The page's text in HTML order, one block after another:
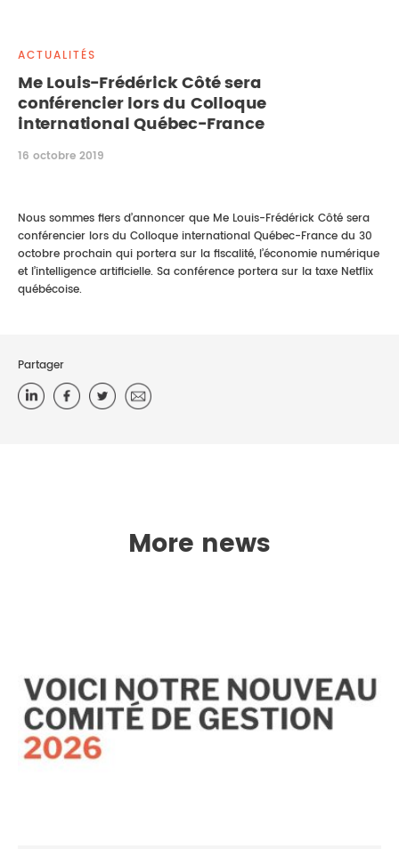
PROPRIÉTÉ INTELLECTUELLE
DROIT DE LA FAMILLE
ACTUALITÉS
Me Louis-Frédérick Côté sera
conférencier lors du Colloque
international Québec-France
16 octobre 2019
Nous sommes fiers d’annoncer que Me Louis-Frédérick Côté sera
conférencier lors du Colloque international Québec-France du 30
octobre prochain qui portera sur la fiscalité, l’économie numérique
et l’intelligence artificielle. Sa conférence portera sur la taxe Netflix
québécoise.
Partager
More news